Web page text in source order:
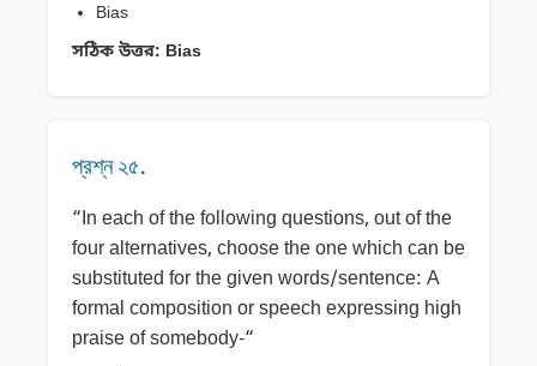
Bias
সঠিক উত্তর: Bias
প্রশ্ন ২৫.
“In each of the following questions, out of the
four alternatives, choose the one which can be
substituted for the given words/sentence: A
formal composition or speech expressing high
praise of somebody-“